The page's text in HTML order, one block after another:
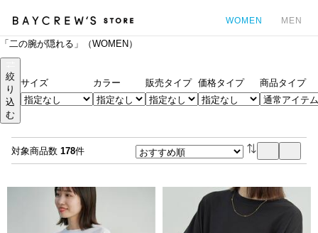
WOMEN MEN
「二の腕が隠れる」（WOMEN）
絞
り
込
む
サイズ カラー 販売タイプ 価格タイプ 商品タイプ
対象商品数 178件